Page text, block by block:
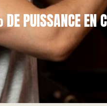
PUISSANCE EN